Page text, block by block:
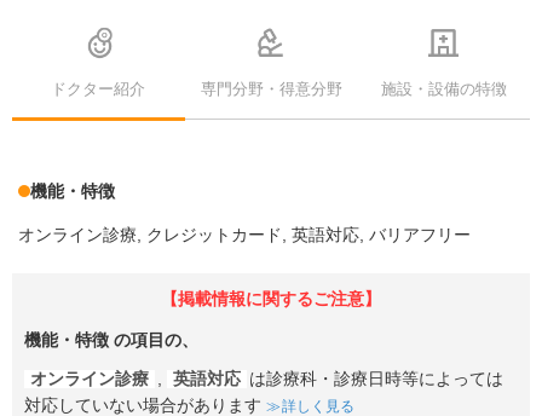
ドクター紹介 専門分野・得意分野 施設・設備の特徴
機能・特徴
オンライン診療 クレジットカード 英語対応 バリアフリー
【掲載情報に関するご注意】
機能・特徴 の項目の、
オンライン診療 英語対応 は診療科・診療日時等によっては
対応していない場合があります
詳しく見る